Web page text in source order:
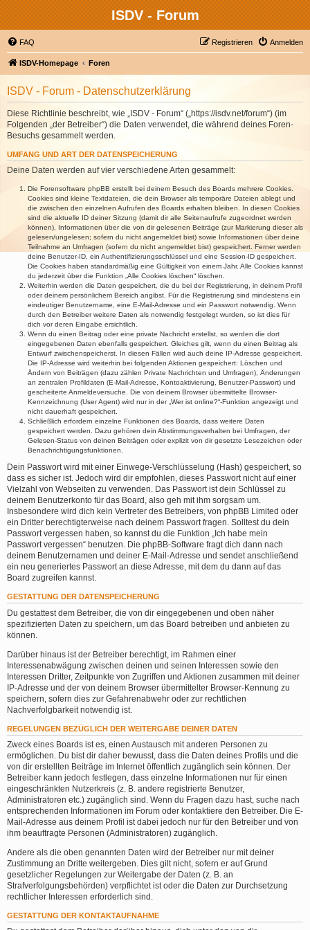
ISDV - Forum
FAQ Anmelden
Registrieren
ISDV-Homepage Foren
ISDV - Forum - Datenschutzerklärung
Diese Richtlinie beschreibt, wie „ISDV - Forum“ („https://isdv.net/forum“) (im
Folgenden „der Betreiber“) die Daten verwendet, die während deines Foren-
Besuchs gesammelt werden.
UMFANG UND ART DER DATENSPEICHERUNG
Deine Daten werden auf vier verschiedene Arten gesammelt:
Die Forensoftware phpBB erstellt bei deinem Besuch des Boards mehrere Cookies.
Cookies sind kleine Textdateien, die dein Browser als temporäre Dateien ablegt und
die zwischen den einzelnen Aufrufen des Boards erhalten bleiben. In diesen Cookies
sind die aktuelle ID deiner Sitzung (damit dir alle Seitenaufrufe zugeordnet werden
können), Informationen über die von dir gelesenen Beiträge (zur Markierung dieser als
gelesen/ungelesen; sofern du nicht angemeldet bist) sowie Informationen über deine
Teilnahme an Umfragen (sofern du nicht angemeldet bist) gespeichert. Ferner werden
deine Benutzer-ID, ein Authentifizierungsschlüssel und eine Session-ID gespeichert.
Die Cookies haben standardmäßig eine Gültigkeit von einem Jahr. Alle Cookies kannst
du jederzeit über die Funktion „Alle Cookies löschen“ löschen.
Weiterhin werden die Daten gespeichert, die du bei der Registrierung, in deinem Profil
oder deinem persönlichem Bereich angibst. Für die Registrierung sind mindestens ein
eindeutiger Benutzername, eine E-Mail-Adresse und ein Passwort notwendig. Wenn
durch den Betreiber weitere Daten als notwendig festgelegt wurden, so ist dies für
dich vor deren Eingabe ersichtlich.
Wenn du einen Beitrag oder eine private Nachricht erstellst, so werden die dort
eingegebenen Daten ebenfalls gespeichert. Gleiches gilt, wenn du einen Beitrag als
Entwurf zwischenspeicherst. In diesen Fällen wird auch deine IP-Adresse gespeichert.
Die IP-Adresse wird weiterhin bei folgenden Aktionen gespeichert: Löschen und
Ändern von Beiträgen (dazu zählen Private Nachrichten und Umfragen), Änderungen
an zentralen Profildaten (E-Mail-Adresse, Kontoaktivierung, Benutzer-Passwort) und
gescheiterte Anmeldeversuche. Die von deinem Browser übermittelte Browser-
Kennzeichnung (User Agent) wird nur in der „Wer ist online?“-Funktion angezeigt und
nicht dauerhaft gespeichert.
Schließlich erfordern einzelne Funktionen des Boards, dass weitere Daten
gespeichert werden. Dazu gehören dein Abstimmungsverhalten bei Umfragen, der
Gelesen-Status von deinen Beiträgen oder explizit von dir gesetzte Lesezeichen oder
Benachrichtigungsfunktionen.
Dein Passwort wird mit einer Einwege-Verschlüsselung (Hash) gespeichert, so
dass es sicher ist. Jedoch wird dir empfohlen, dieses Passwort nicht auf einer
Vielzahl von Webseiten zu verwenden. Das Passwort ist dein Schlüssel zu
deinem Benutzerkonto für das Board, also geh mit ihm sorgsam um.
Insbesondere wird dich kein Vertreter des Betreibers, von phpBB Limited oder
ein Dritter berechtigterweise nach deinem Passwort fragen. Solltest du dein
Passwort vergessen haben, so kannst du die Funktion „Ich habe mein
Passwort vergessen“ benutzen. Die phpBB-Software fragt dich dann nach
deinem Benutzernamen und deiner E-Mail-Adresse und sendet anschließend
ein neu generiertes Passwort an diese Adresse, mit dem du dann auf das
Board zugreifen kannst.
GESTATTUNG DER DATENSPEICHERUNG
Du gestattest dem Betreiber, die von dir eingegebenen und oben näher
spezifizierten Daten zu speichern, um das Board betreiben und anbieten zu
können.
Darüber hinaus ist der Betreiber berechtigt, im Rahmen einer
Interessenabwägung zwischen deinen und seinen Interessen sowie den
Interessen Dritter, Zeitpunkte von Zugriffen und Aktionen zusammen mit deiner
IP-Adresse und der von deinem Browser übermittelter Browser-Kennung zu
speichern, sofern dies zur Gefahrenabwehr oder zur rechtlichen
Nachverfolgbarkeit notwendig ist.
REGELUNGEN BEZÜGLICH DER WEITERGABE DEINER DATEN
Zweck eines Boards ist es, einen Austausch mit anderen Personen zu
ermöglichen. Du bist dir daher bewusst, dass die Daten deines Profils und die
von dir erstellten Beiträge im Internet öffentlich zugänglich sein können. Der
Betreiber kann jedoch festlegen, dass einzelne Informationen nur für einen
eingeschränkten Nutzerkreis (z. B. andere registrierte Benutzer,
Administratoren etc.) zugänglich sind. Wenn du Fragen dazu hast, suche nach
entsprechenden Informationen im Forum oder kontaktiere den Betreiber. Die E-
Mail-Adresse aus deinem Profil ist dabei jedoch nur für den Betreiber und von
ihm beauftragte Personen (Administratoren) zugänglich.
Andere als die oben genannten Daten wird der Betreiber nur mit deiner
Zustimmung an Dritte weitergeben. Dies gilt nicht, sofern er auf Grund
gesetzlicher Regelungen zur Weitergabe der Daten (z. B. an
Strafverfolgungsbehörden) verpflichtet ist oder die Daten zur Durchsetzung
rechtlicher Interessen erforderlich sind.
GESTATTUNG DER KONTAKTAUFNAHME